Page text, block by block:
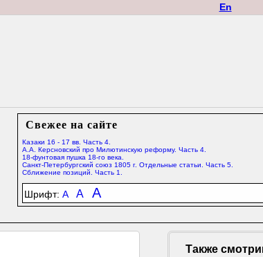
En
Свежее на сайте
Казаки 16 - 17 вв. Часть 4.
А.А. Керсновский про Милютинскую реформу. Часть 4.
18-фунтовая пушка 18-го века.
Санкт-Петербургский союз 1805 г. Отдельные статьи. Часть 5.
Сближение позиций. Часть 1.
Шрифт:A A A
Также